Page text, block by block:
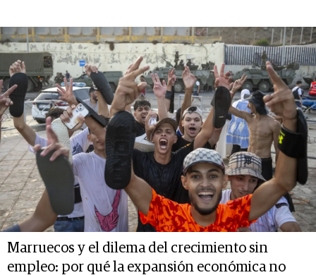
Marruecos y el dilema del crecimiento sin
empleo: por qué la expansión económica no